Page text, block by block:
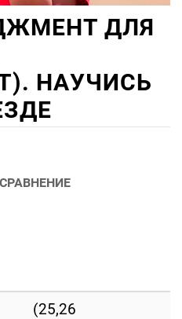
ДЛЯ
НАУЧИСЬ
(25,26